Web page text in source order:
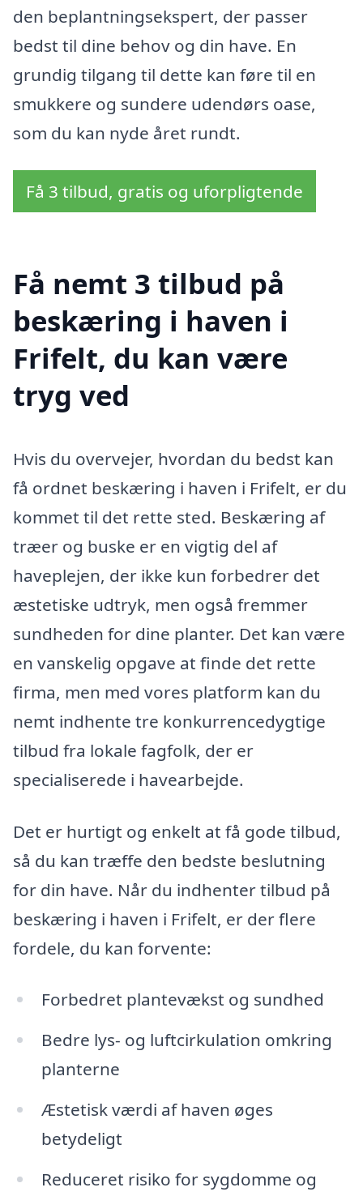
den beplantningsekspert, der passer
bedst til dine behov og din have. En
grundig tilgang til dette kan føre til en
smukkere og sundere udendørs oase,
som du kan nyde året rundt.
Få 3 tilbud, gratis og uforpligtende
Få nemt 3 tilbud på
beskæring i haven i
Frifelt, du kan være
tryg ved
Hvis du overvejer, hvordan du bedst kan
få ordnet beskæring i haven i Frifelt, er du
kommet til det rette sted. Beskæring af
træer og buske er en vigtig del af
haveplejen, der ikke kun forbedrer det
æstetiske udtryk, men også fremmer
sundheden for dine planter. Det kan være
en vanskelig opgave at finde det rette
firma, men med vores platform kan du
nemt indhente tre konkurrencedygtige
tilbud fra lokale fagfolk, der er
specialiserede i havearbejde.
Det er hurtigt og enkelt at få gode tilbud,
så du kan træffe den bedste beslutning
for din have. Når du indhenter tilbud på
beskæring i haven i Frifelt, er der flere
fordele, du kan forvente:
Forbedret plantevækst og sundhed
Bedre lys- og luftcirkulation omkring
planterne
Æstetisk værdi af haven øges
betydeligt
Reduceret risiko for sygdomme og